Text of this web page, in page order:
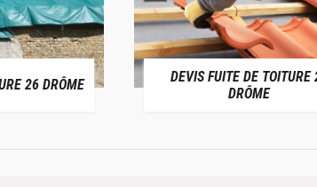
26 DRÔME
DEVIS FUITE DE TOITURE 26
DRÔME